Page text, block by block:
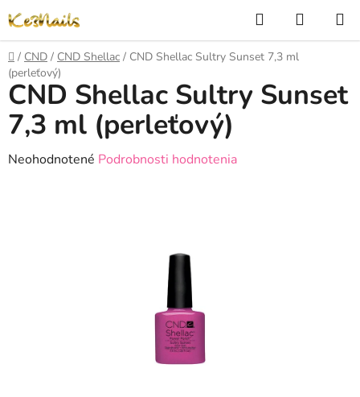
na
obsah
Hľadať
KOŠÍK
Domov
/ CND / CND Shellac / CND Shellac Sultry Sunset 7,3 ml
(perleťový)
CND Shellac Sultry Sunset
7,3 ml (perleťový)
Priemerné
Neohodnotené Podrobnosti hodnotenia